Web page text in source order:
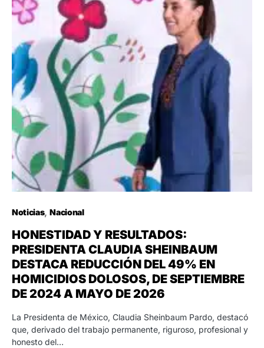
Noticias Nacional
HONESTIDAD Y RESULTADOS:
PRESIDENTA CLAUDIA SHEINBAUM
DESTACA REDUCCIÓN DEL 49% EN
HOMICIDIOS DOLOSOS, DE SEPTIEMBRE
DE 2024 A MAYO DE 2026
La Presidenta de México, Claudia Sheinbaum Pardo, destacó
que, derivado del trabajo permanente, riguroso, profesional y
honesto del…